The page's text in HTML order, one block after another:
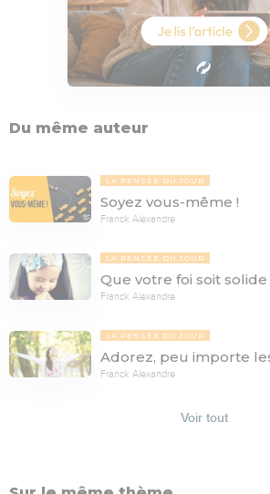
Du même auteur
LA PENSÉE DU JOUR
Soyez vous-même !
Franck Alexandre
LA PENSÉE DU JOUR
Que votre foi soit solide
Franck Alexandre
LA PENSÉE DU JOUR
Adorez, peu importe
Franck Alexandre
Voir tout